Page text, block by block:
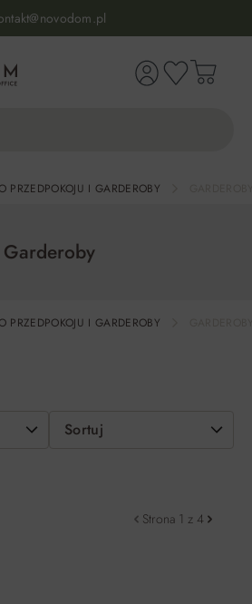
z wniesieniem
dni na zwrot lub wymianę
98% zadowolonych klientów
PRZEDPOKOJU I GARDEROBY
Garderoby
PRZEDPOKOJU I GARDEROBY
Sortuj
Strona 1 z 4